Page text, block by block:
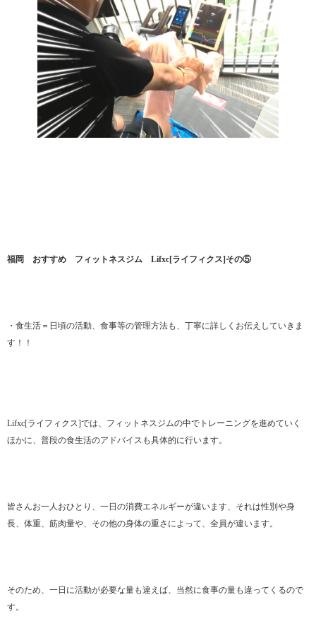
福岡 おすすめ フィットネスジム Lifxc[ライフィクス]その⑤
・食生活＝日頃の活動、食事等の管理方法も、丁寧に詳しくお伝えしていきま
す！！
Lifxc[ライフィクス]では、フィットネスジムの中でトレーニングを進めていく
ほかに、普段の食生活のアドバイスも具体的に行います。
皆さんお一人おひとり、一日の消費エネルギーが違います、それは性別や身
長、体重、筋肉量や、その他の身体の重さによって、全員が違います。
そのため、一日に活動が必要な量も違えば、当然に食事の量も違ってくるので
す。